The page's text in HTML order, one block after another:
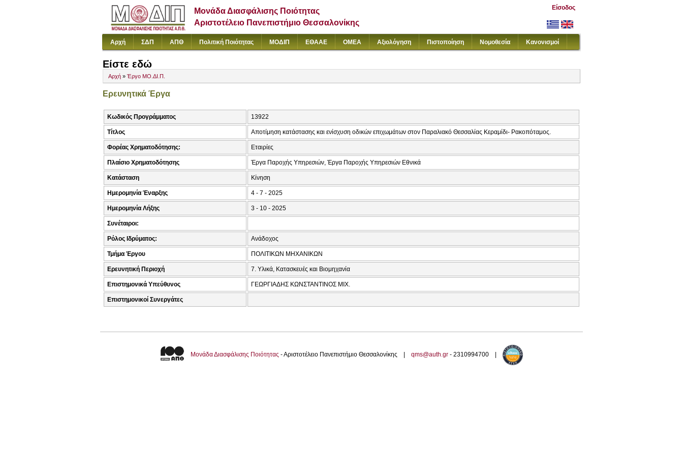
Μονάδα Διασφάλισης Ποιότητας
Αριστοτέλειο Πανεπιστήμιο Θεσσαλονίκης
Είσοδος
Αρχή ΣΔΠ ΑΠΘ Πολιτική Ποιότητας ΜΟΔΙΠ ΕΘΑΑΕ ΟΜΕΑ Αξιολόγηση Πιστοποίηση Νομοθεσία Κανονισμοί
Είστε εδώ
Αρχή » Έργο ΜΟ.ΔΙ.Π.
Ερευνητικά Έργα
Κωδικός Προγράμματος 13922
Τίτλος Αποτίμηση κατάστασης και ενίσχυση οδικών επιχωμάτων στον Παραλιακό Θεσσαλίας Κεραμίδι- Ρακοπόταμος.
Φορέας Χρηματοδότησης: Εταιρίες
Πλαίσιο Χρηματοδότησης Έργα Παροχής Υπηρεσιών, Έργα Παροχής Υπηρεσιών Εθνικά
Κατάσταση Κίνηση
Ημερομηνία Έναρξης 4 - 7 - 2025
Ημερομηνία Λήξης 3 - 10 - 2025
Συνέταιροι:
Ρόλος Ιδρύματος: Ανάδοχος
Τμήμα Έργου ΠΟΛΙΤΙΚΩΝ ΜΗΧΑΝΙΚΩΝ
Ερευνητική Περιοχή 7. Υλικά, Κατασκευές και Βιομηχανία
Επιστημονικά Υπεύθυνος ΓΕΩΡΓΙΑΔΗΣ ΚΩΝΣΤΑΝΤΙΝΟΣ ΜΙΧ.
Επιστημονικοί Συνεργάτες
Μονάδα Διασφάλισης Ποιότητας - Αριστοτέλειο Πανεπιστήμιο Θεσσαλονίκης | qms@auth.gr - 2310994700 |